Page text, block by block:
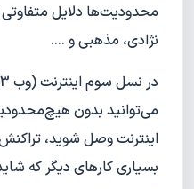
محدودیت‌ها دلایل متفاوتی
نژادی، مذهبی و ....
می‌توانید بدون
اینترنت وصل شوید،
بسیاری کارهای دیگر که